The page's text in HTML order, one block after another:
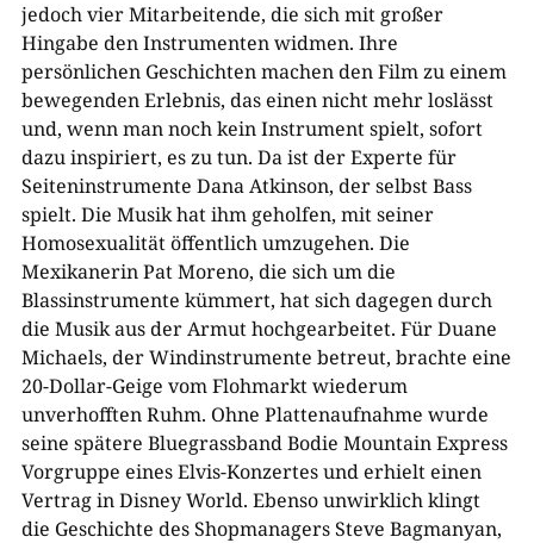
jedoch vier Mitarbeitende, die sich mit großer
Hingabe den Instrumenten widmen. Ihre
persönlichen Geschichten machen den Film zu einem
bewegenden Erlebnis, das einen nicht mehr loslässt
und, wenn man noch kein Instrument spielt, sofort
dazu inspiriert, es zu tun. Da ist der Experte für
Seiteninstrumente Dana Atkinson, der selbst Bass
spielt. Die Musik hat ihm geholfen, mit seiner
Homosexualität öffentlich umzugehen. Die
Mexikanerin Pat Moreno, die sich um die
Blassinstrumente kümmert, hat sich dagegen durch
die Musik aus der Armut hochgearbeitet. Für Duane
Michaels, der Windinstrumente betreut, brachte eine
20-Dollar-Geige vom Flohmarkt wiederum
unverhofften Ruhm. Ohne Plattenaufnahme wurde
seine spätere Bluegrassband Bodie Mountain Express
Vorgruppe eines Elvis-Konzertes und erhielt einen
Vertrag in Disney World. Ebenso unwirklich klingt
die Geschichte des Shopmanagers Steve Bagmanyan,